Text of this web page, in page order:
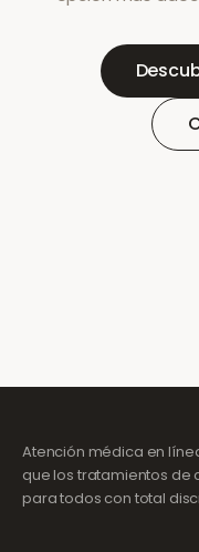
Atención médica en
que los tratamientos de
para todos con total